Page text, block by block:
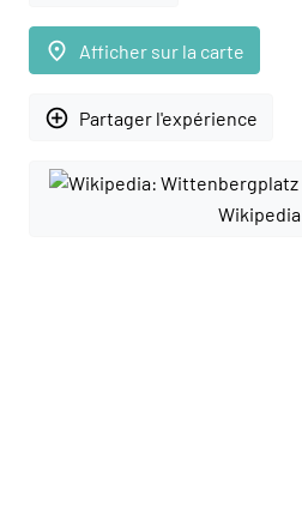
place Afficher sur la carte
add_circle_outline Partager l'expérience
Wikipedia